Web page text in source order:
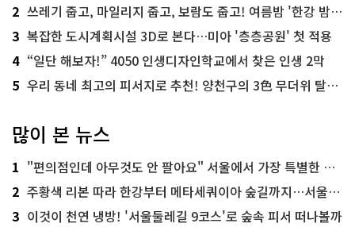
2 쓰레기 줍고, 마일리지 줍고, 보람도 줍고! 여름밤 '한강 밤마실 줍깅'
3 복잡한 도시계획시설 3D로 본다…미아 '층층공원' 첫 적용
4 “일단 해보자!” 4050 인생디자인학교에서 찾은 인생 2막
5 우리 동네 최고의 피서지로 추천! 양천구의 3色 무더위 탈출 명소
많이 본 뉴스
1 "편의점인데 아무것도 안 팔아요" 서울에서 가장 특별한 편의점의 정체
2 주황색 리본 따라 한강부터 메타세쿼이아 숲길까지…서울둘레길 15코스
3 이것이 천연 냉방! '서울둘레길 9코스'로 숲속 피서 떠나볼까